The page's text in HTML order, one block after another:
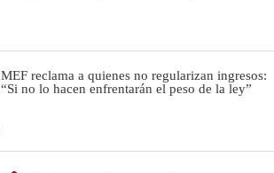
MEF reclama a quienes no regularizan ingresos:
“Si no lo hacen enfrentarán el peso de la ley”